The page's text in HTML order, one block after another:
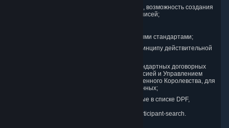
минимизацию сбора данных; в частности, возможность создания
и использования анонимных учетных записей;
шифрование в соответствии с отраслевыми стандартами;
предоставление доступа к данным по принципу действительной
использование действующей версии стандартных договорных
условий, одобренной Европейской комиссией и Управлением
Комиссара по информации (ICO) Соединенного Королевства, для
обеспечения безопасности передачи данных;
сертификацию и участие в DPF, описанные в списке DPF,
https://www.dataprivacyframework.gov/s/participant-search.